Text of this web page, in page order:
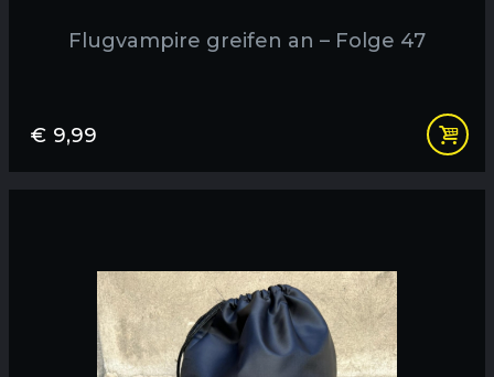
Flugvampire greifen an – Folge 47
€ 9,99